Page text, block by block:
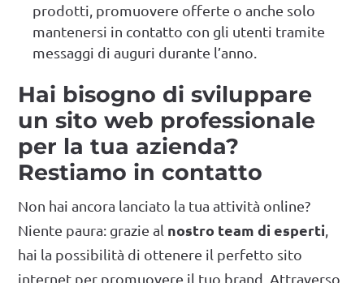
prodotti, promuovere offerte o anche solo
mantenersi in contatto con gli utenti tramite
messaggi di auguri durante l’anno.
Hai bisogno di sviluppare
un sito web professionale
per la tua azienda?
Restiamo in contatto
Non hai ancora lanciato la tua attività online?
Niente paura: grazie al nostro team di esperti
hai la possibilità di ottenere il perfetto sito
internet per promuovere il tuo brand. Attraverso